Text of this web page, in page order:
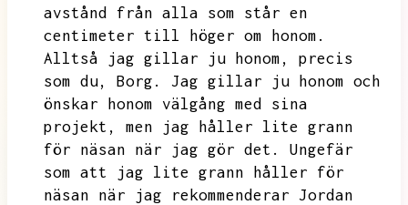
avstånd från alla som står en
centimeter till höger om honom.
Alltså jag gillar ju honom,
precis
som du,
Borg.
Jag gillar ju honom och
önskar honom välgång med sina
projekt,
men jag håller lite grann
för näsan när jag gör det.
Ungefär
som att jag lite grann håller för
näsan när jag rekommenderar Jordan